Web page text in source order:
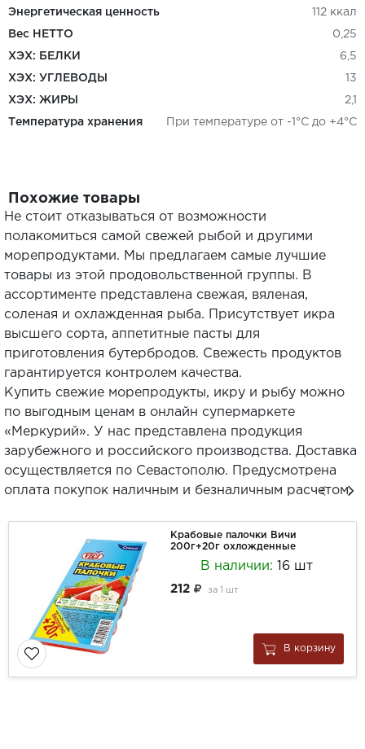
Энергетическая ценность 112 ккал
Вес НЕТТО 0,25
ХЭХ: БЕЛКИ 6,5
ХЭХ: УГЛЕВОДЫ 13
ХЭХ: ЖИРЫ 2,1
Температура хранения При температуре от -1°C до +4°C
Похожие товары
Не стоит отказываться от возможности
полакомиться самой свежей рыбой и другими
морепродуктами. Мы предлагаем самые лучшие
товары из этой продовольственной группы. В
ассортименте представлена свежая, вяленая,
соленая и охлажденная рыба. Присутствует икра
высшего сорта, аппетитные пасты для
приготовления бутербродов. Свежесть продуктов
гарантируется контролем качества.
Купить свежие морепродукты, икру и рыбу можно
по выгодным ценам в онлайн супермаркете
«Меркурий». У нас представлена продукция
зарубежного и российского производства. Доставка
осуществляется по Севастополю. Предусмотрена
оплата покупок наличным и безналичным расчетом.
Крабовые палочки Вичи
200г+20г охложденные
В наличии: 16 шт
212 за 1 шт
В корзину